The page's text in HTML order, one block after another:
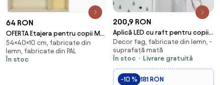
64 RON
OFERTA Etajera pentru copii MY
LITTLE HEROS II. calitate
54×40×10 cm, fabricate din
lemn, fabricate din PAL
În stoc
200,9 RON
Aplică LED cu raft pentru copii
CAR LED/5W/230V verde/lemn
Decor fag, fabricate din lemn, -
suprafață mată
În stoc
Livrare gratuită
-10 % 181 RON